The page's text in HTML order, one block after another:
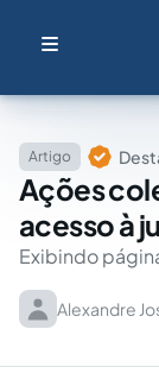
Artigo
Ações
acesso à
Exibindo
Alexandre